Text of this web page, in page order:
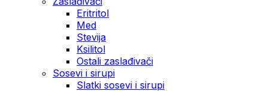
Eritritol
Med
Stevija
Ksilitol
Ostali zaslađivači
Sosevi i sirupi
Slatki sosevi i sirupi